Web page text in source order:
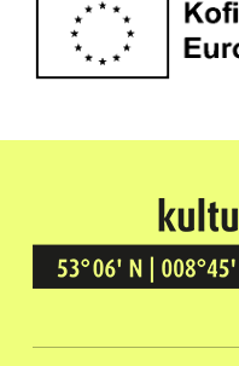
Kultur Vor Ort
BREMEN GRÖPELINGEN